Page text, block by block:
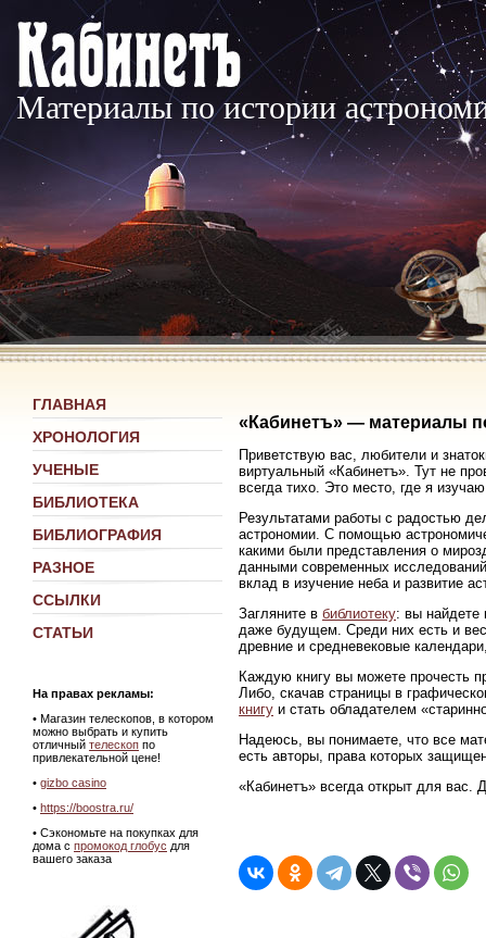
Материалы по истории
ГЛАВНАЯ
ХРОНОЛОГИЯ
УЧЕНЫЕ
БИБЛИОТЕКА
БИБЛИОГРАФИЯ
РАЗНОЕ
ССЫЛКИ
СТАТЬИ
На правах рекламы:
• Магазин телескопов, в котором
можно выбрать и купить
отличный телескоп по
привлекательной цене!
• gizbo casino
• https://boostra.ru/
• Сэкономьте на покупках для
дома с промокод глобус для
вашего заказа
«Кабинетъ» — материалы
Приветствую вас, любители и
виртуальный «Кабинетъ». Тут не
всегда тихо. Это место, где я
Результатами работы с радостью
астрономии. С помощью
какими были представления о
данными современных
вклад в изучение неба и развитие
Загляните в библиотеку: вы найдете
даже будущем. Среди них есть и
древние и средневековые
Каждую книгу вы можете прочесть
Либо, скачав страницы в
книгу и стать обладателем
Надеюсь, вы понимаете, что все
есть авторы, права которых
«Кабинетъ» всегда открыт для вас.